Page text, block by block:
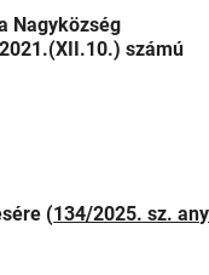
Nagyközség
számú
(134/2025. sz.